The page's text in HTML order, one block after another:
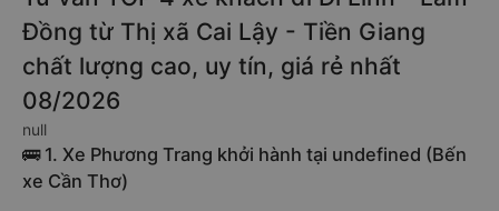
Đồng từ Thị xã Cai Lậy - Tiền Giang
chất lượng cao, uy tín, giá rẻ nhất
08/2026
null
🚌 1. Xe Phương Trang khởi hành tại undefined (Bến
xe Cần Thơ)